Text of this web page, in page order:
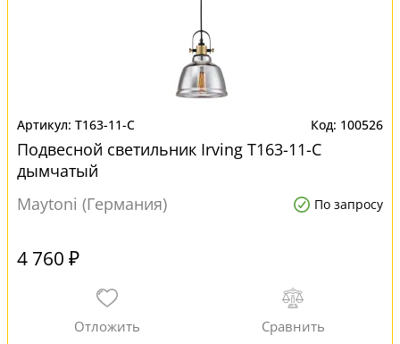
T163-11-C 100526
Подвесной светильник Irving T163-11-C
дымчатый
Maytoni (Германия)
По запросу
4 760 ₽